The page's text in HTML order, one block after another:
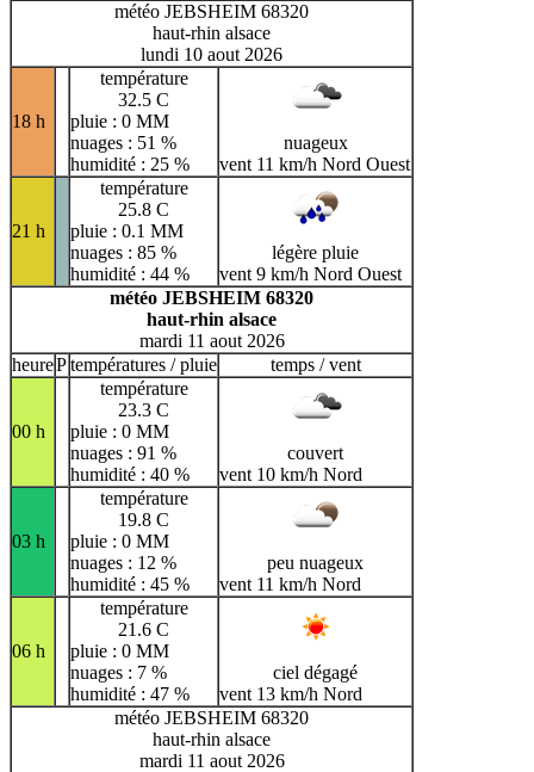
météo JEBSHEIM 68320
haut-rhin alsace
lundi 10 aout 2026
18 h
température
32.5 C
pluie : 0 MM
nuages : 51 %
humidité : 25 %
nuageux
vent 11 km/h Nord Ouest
21 h
température
25.8 C
pluie : 0.1 MM
nuages : 85 %
humidité : 44 %
légère pluie
vent 9 km/h Nord Ouest
météo JEBSHEIM 68320
haut-rhin alsace
mardi 11 aout 2026
heurePtempératures / pluie temps / vent
00 h
température
23.3 C
pluie : 0 MM
nuages : 91 %
humidité : 40 %
couvert
vent 10 km/h Nord
03 h
température
19.8 C
pluie : 0 MM
nuages : 12 %
humidité : 45 %
peu nuageux
vent 11 km/h Nord
06 h
température
21.6 C
pluie : 0 MM
nuages : 7 %
humidité : 47 %
ciel dégagé
vent 13 km/h Nord
météo JEBSHEIM 68320
haut-rhin alsace
mardi 11 aout 2026